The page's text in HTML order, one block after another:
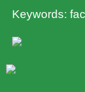
Keywords: